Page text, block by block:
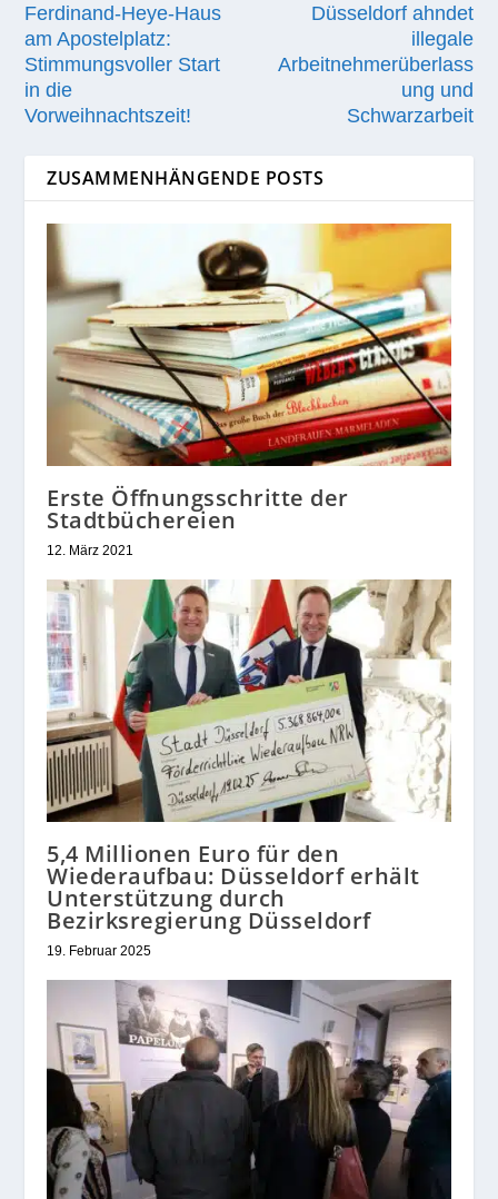
Ferdinand-Heye-Haus
am Apostelplatz:
Stimmungsvoller Start
in die
Vorweihnachtszeit!
Düsseldorf ahndet
illegale
Arbeitnehmerüberlass
ung und
Schwarzarbeit
ZUSAMMENHÄNGENDE POSTS
Erste Öffnungsschritte der
Stadtbüchereien
12. März 2021
5,4 Millionen Euro für den
Wiederaufbau: Düsseldorf erhält
Unterstützung durch
Bezirksregierung Düsseldorf
19. Februar 2025